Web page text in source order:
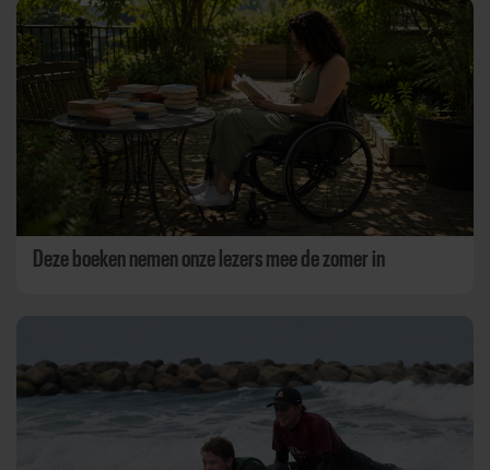
Deze boeken nemen onze lezers mee de zomer in